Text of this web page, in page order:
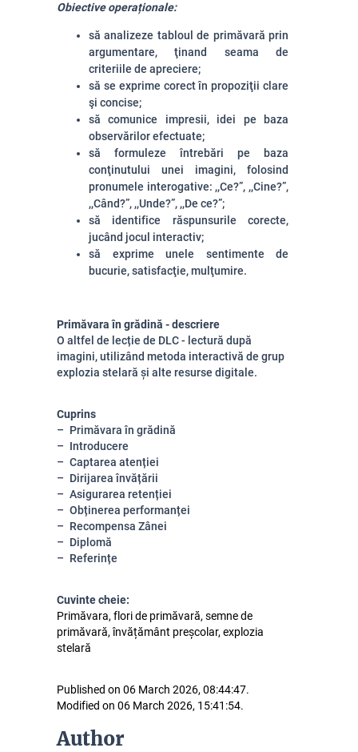
Obiective operaționale:
să analizeze tabloul de primăvară prin
argumentare, ţinand seama de
criteriile de apreciere;
să se exprime corect în propoziţii clare
şi concise;
să comunice impresii, idei pe baza
observărilor efectuate;
să formuleze întrebări pe baza
conţinutului unei imagini, folosind
pronumele interogative: ,,Ce?”, ,,Cine?”,
,,Când?”, ,,Unde?”, ,,De ce?”;
să identifice răspunsurile corecte,
jucând jocul interactiv;
să exprime unele sentimente de
bucurie, satisfacţie, mulţumire.
Primăvara în grădină - descriere
O altfel de lecție de DLC - lectură după
imagini, utilizând metoda interactivă de grup
explozia stelară și alte resurse digitale.
Cuprins
Primăvara în grădină
Introducere
Captarea atenției
Dirijarea învățării
Asigurarea retenției
Obținerea performanței
Recompensa Zânei
Diplomă
Referințe
Cuvinte cheie:
Primăvara, flori de primăvară, semne de
primăvară, învățământ preșcolar, explozia
stelară
Published on 06 March 2026, 08:44:47.
Modified on 06 March 2026, 15:41:54.
Author